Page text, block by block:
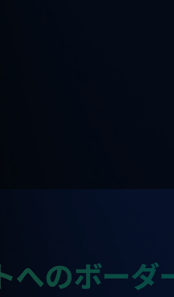
へのボーダ